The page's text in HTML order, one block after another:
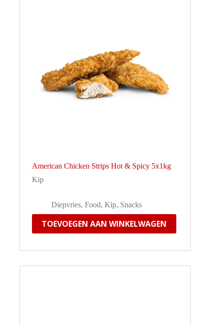
American Chicken Strips Hot & Spicy 5x1kg
Kip
Diepvries, Food, Kip, Snacks
TOEVOEGEN AAN WINKELWAGEN